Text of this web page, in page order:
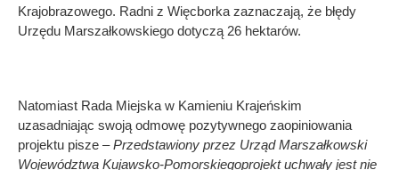
Krajobrazowego. Radni z Więcborka zaznaczają, że błędy
Urzędu Marszałkowskiego dotyczą 26 hektarów.
Natomiast Rada Miejska w Kamieniu Krajeńskim
uzasadniając swoją odmowę pozytywnego zaopiniowania
projektu pisze –Przedstawiony przez Urząd Marszałkowski
Województwa Kujawsko-Pomorskiegoprojekt uchwały jest nie